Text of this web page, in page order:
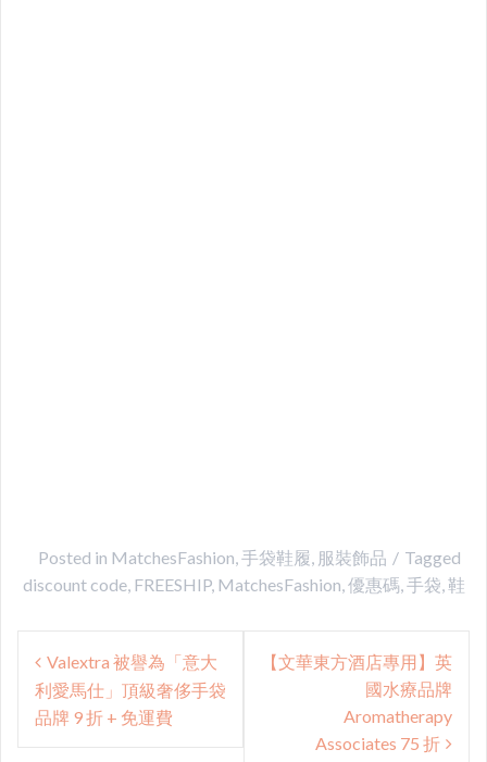
Posted in MatchesFashion,手袋鞋履, 服裝飾品
Tagged
discount code, FREESHIP, MatchesFashion,優惠碼,手袋,鞋
Post
navigation
Valextra 被譽為「意大
利愛馬仕」頂級奢侈手袋
品牌 9 折 + 免運費
【文華東方酒店專用】英
國水療品牌
Aromatherapy
Associates 75 折